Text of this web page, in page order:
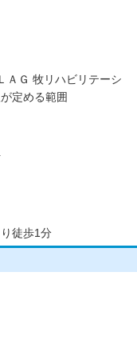
ＡＧ 牧リハビリテーシ
定める範囲
徒歩1分